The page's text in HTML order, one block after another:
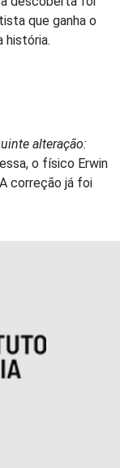
que ganha o
história.
alteração:
o físico Erwin
correção já foi